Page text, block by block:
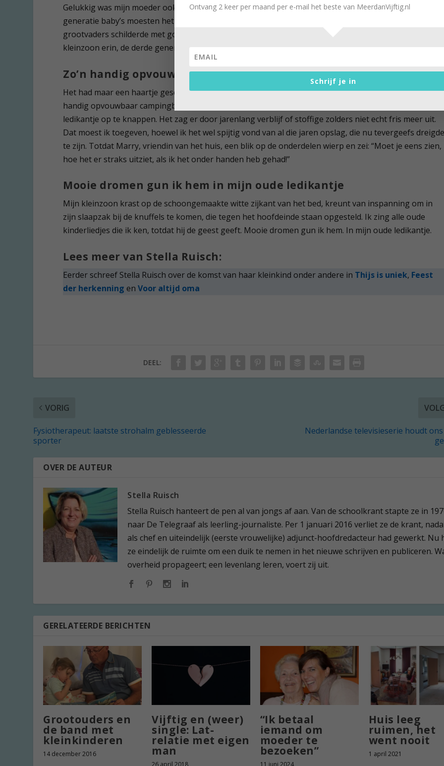
Gelukkig was mijn moeder ook sentimenteel, dus overleefde het ledikant alle verhuizingen. De nieuwe
generatie baby’s moesten het echter zonder mijn gekraste fantasiefiguurtjes doen. Een van de
grootvaders schilderde met goedkeuring van mijn moeder het ledikant hagelwit. En nu ligt mijn
kleinzoon erin, de derde generatie.
Zo’n handig opvouwbaar campingbedje
Het had maar een haartje gescheeld of het ledikant was op de vuilnishoop beland, vervangen door
handig opvouwbaar campingbedje. Ik was al zelfs akkoord gegaan, toen mijn echtgenoot weigerde
ledikantje op te knappen. Het zag er door jarenlang verblijf of stoffige zolders niet echt fris meer uit.
Dat moest ik toegeven, hoewel ik het wel spijtig vond van al die jaren opslag, die nu tevergeefs
te zijn. Totdat Marry, vriendin van het huis, een blik op de onderdelen wierp en zei: “Moet je eens zien,
hoe het er straks uitziet, als ik het onder handen heb gehad!”
Mooie dromen gun ik hem in mijn oude ledikantje
Mijn kleinzoon krast op de schoongemaakte witte zijkant van het bed, kreunt van inspanning om in
zijn slaapzak bij de knuffels te komen, die tegen het hoofdeinde staan opgesteld. Ik zing alle oude
kinderliedjes die ik ken, totdat hij de geest geeft. Mooie dromen gun ik hem. In mijn oude ledikantje.
Lees meer van Stella Ruisch:
Eerder schreef Stella Ruisch over de komst van haar kleinkind onder andere in Thijs is uniek, Feest
der herkenning enVoor altijd oma
DEEL:
VORIG
Fysiotherapeut: laatste strohalm geblesseerde
sporter
Nederlandse televisieserie houdt
OVER DE AUTEUR
Stella Ruisch
Stella Ruisch hanteert de pen al van jongs af aan. Van de schoolkrant stapte ze in
naar De Telegraaf als leerling-journaliste. Per 1 januari 2016 verliet ze de krant,
als chef en uiteindelijk (eerste vrouwelijke) adjunct-hoofdredacteur had gewerkt. Nu
ze eindelijk de ruimte om een duik te nemen in het nieuwe schrijven en publiceren.
overheid propageert; een levenlang leren, voert zij uit.
GERELATEERDE BERICHTEN
Grootouders en
de band met
kleinkinderen
14 december 2016
Vijftig en (weer)
single: Lat-
relatie met eigen
man
“Ik betaal
iemand om
moeder te
bezoeken”
Huis leeg
ruimen, het
went nooit
1 april 2021
Ontvang 2 keer per maand per e-mail het beste van MeerdanVijftig.nl
Schrijf je in